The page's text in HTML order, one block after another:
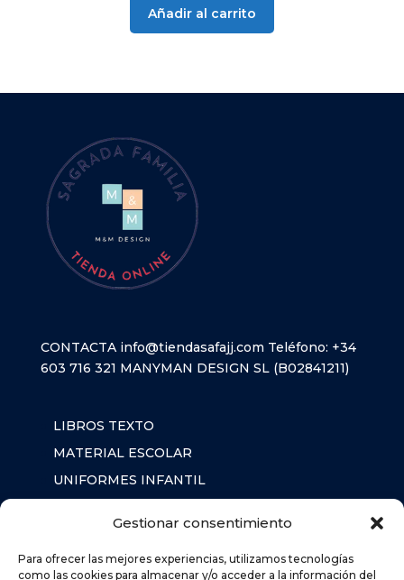
Gestionar consentimiento
Para ofrecer las mejores experiencias, utilizamos tecnologías
como las cookies para almacenar y/o acceder a la información del
original
era:
actual
es:
Añadir al carrito
CONTACTA info@tiendasafajj.com Teléfono: +34
603 716 321 MANYMAN DESIGN SL (B02841211)
LIBROS TEXTO
MATERIAL ESCOLAR
UNIFORMES INFANTIL